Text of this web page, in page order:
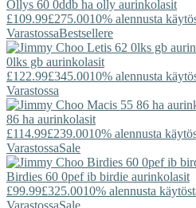
Ollys 60 0ddb ha olly aurinkolasit
£109.99£275.0010% alennusta
VarastossaBestsellere
0lks gb aurinkolasit
£122.99£345.0010% alennusta
Varastossa
86 ha aurinkolasit
£114.99£239.0010% alennusta
VarastossaSale
Birdies 60 0pef ib birdie aurinkolasit
£99.99£325.0010% alennusta
VarastossaSale